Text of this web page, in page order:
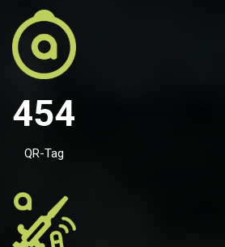
454
QR-Tag